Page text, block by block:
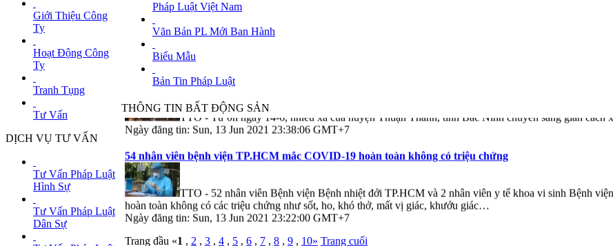
Giới Thiệu Công
Ty
Hoạt Động Công
Ty
Tranh Tụng
Tư Vấn
DỊCH VỤ TƯ VẤN
Tư Vấn Pháp Luật
Hình Sự
Tư Vấn Pháp Luật
Dân Sự
Pháp Luật Việt Nam
Văn Bản PL Mới Ban Hành
Biểu Mẫu
Bản Tin Pháp Luật
THÔNG TIN BẤT ĐỘNG SẢN
G7 thống nhất lập trường về Trung Quốc, Trung Quốc lập tức đả kích G7
TTO - Thông cáo của hội nghị thượng đỉnh G7 nêu lập trường thống nhất về Trung Quốc, gồm điều tra về
quán Trung Quốc ở London (Anh) lập tức đả kích hội nghị G7.
Ngày đăng tin: Mon, 14 Jun 2021 00:01:31 GMT+7
Nhiều xã ở Bắc Ninh giảm giãn cách xã hội từ chỉ thị 16 sang chỉ thị 19
TTO - Từ 0h ngày 14-6, nhiều xã của huyện Thuận Thành, tỉnh Bắc Ninh chuyển sang giãn cách
Ngày đăng tin: Sun, 13 Jun 2021 23:38:06 GMT+7
54 nhân viên bệnh viện TP.HCM mắc COVID-19 hoàn toàn không có triệu chứng
TTO - 52 nhân viên Bệnh viện Bệnh nhiệt đới TP.HCM và 2 nhân viên y tế khoa vi sinh Bệnh
hoàn toàn không có các triệu chứng như sốt, ho, khó thở, mất vị giác, khướu giác…
Ngày đăng tin: Sun, 13 Jun 2021 23:22:00 GMT+7
Trang đầu «1 , 2 , 3 , 4 , 5 , 6 , 7 , 8 , 9 , 10» Trang cuối